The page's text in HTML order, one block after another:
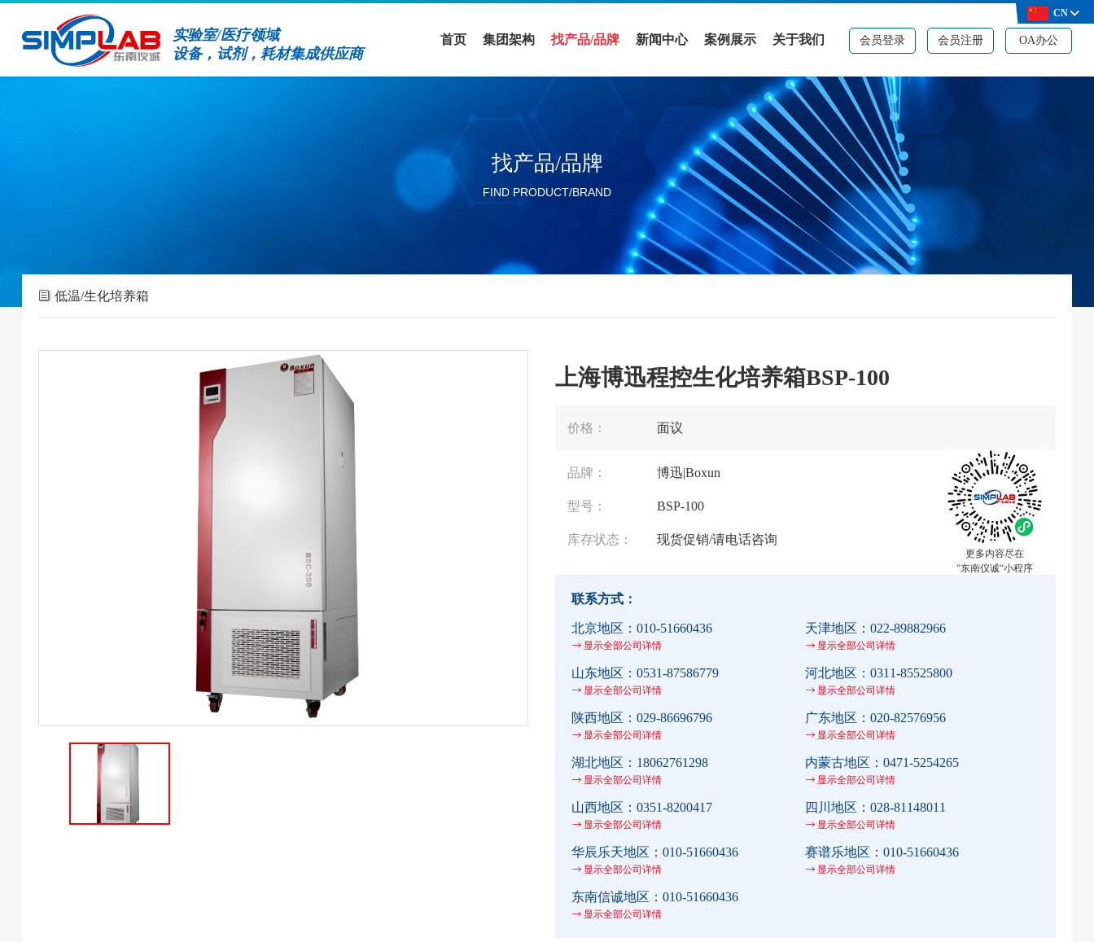
实验室/医疗领域
设备，试剂，耗材集成供应商
会员登录 会员注册 OA办公
首页 集团架构
实验室设备领域
找产品/品牌 新闻中心
公司新闻
活动展会
行业新闻
分公司新闻
案例展示
案例展示
解决方案
关于我们
公司简介
品牌资质
CN
找产品/品牌
FIND PRODUCT/BRAND
低温/生化培养箱
上海博迅程控生化培养箱BSP-100
价格： 面议
更多内容尽在
“东南仪诚“小程序
品牌： 博迅|Boxun
型号： BSP-100
库存状态： 现货促销/请电话咨询
联系方式：
北京地区： 010-51660436
显示全部公司详情
天津地区：022-89882966
显示全部公司详情
山东地区： 0531-87586779
显示全部公司详情
河北地区：0311-85525800
显示全部公司详情
陕西地区： 029-86696796
显示全部公司详情
广东地区：020-82576956
显示全部公司详情
湖北地区： 18062761298
显示全部公司详情
内蒙古地区：0471-5254265
显示全部公司详情
山西地区： 0351-8200417
显示全部公司详情
四川地区：028-81148011
显示全部公司详情
华辰乐天地区： 010-51660436
显示全部公司详情
赛谱乐地区：010-51660436
显示全部公司详情
东南信诚地区： 010-51660436
显示全部公司详情